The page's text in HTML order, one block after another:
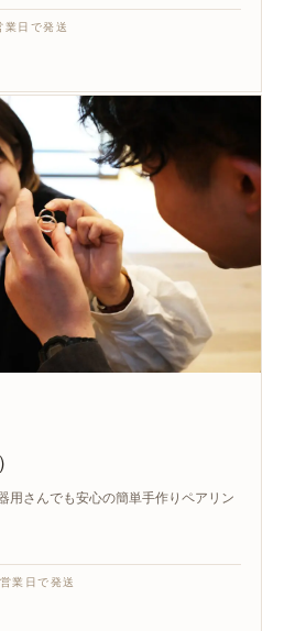
業日で発送
用さんでも安心の簡単手作りペアリン
業日で発送